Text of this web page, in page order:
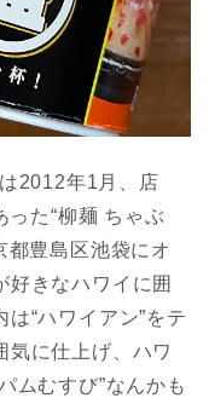
2012年1月、店
った“柳麺 ちゃぶ
都豊島区池袋にオ
好きなハワイに囲
“ハワイアン”をテ
気に仕上げ、ハワ
ムむすび”なんかも